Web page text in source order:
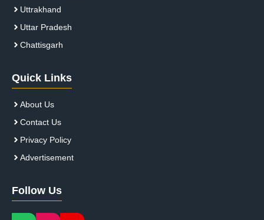
Uttrakhand
Uttar Pradesh
Chattisgarh
Quick Links
About Us
Contact Us
Privacy Policy
Advertisement
Follow Us